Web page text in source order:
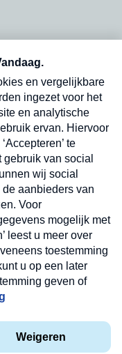
in
Verzend
op onze
in uw